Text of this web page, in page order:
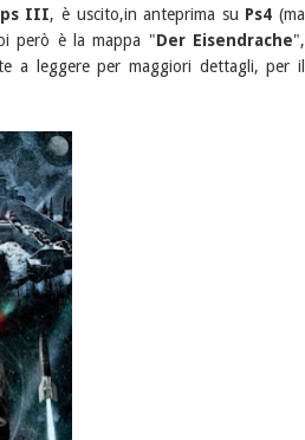
III, è uscito,in anteprima su Ps4 (ma
però è la mappa "Der Eisendrache",
a leggere per maggiori dettagli, per il